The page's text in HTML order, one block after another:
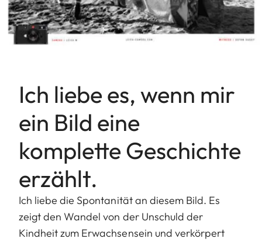
Ich liebe es, wenn mir
ein Bild eine
komplette Geschichte
erzählt.
Ich liebe die Spontanität an diesem Bild. Es
zeigt den Wandel von der Unschuld der
Kindheit zum Erwachsensein und verkörpert